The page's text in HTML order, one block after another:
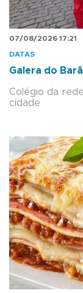
07/08/2026 17:21
DATAS
Galera do
Colégio da
cidade